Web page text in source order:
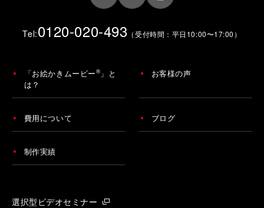
Tel:0120-020-493 （受付時間：平日10:00〜17:00）
「お絵かきムービー® 」と
は？
お客様の声
費用について ブログ
制作実績
選択型ビデオセミナー